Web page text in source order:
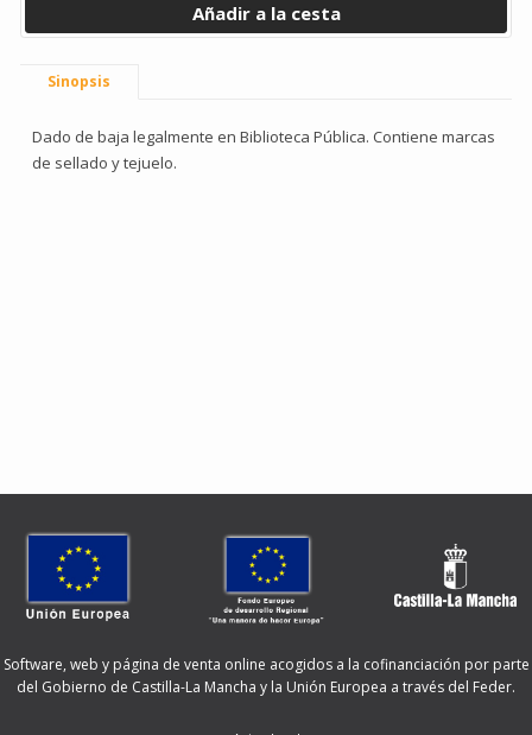
Añadir a la cesta
Sinopsis
Dado de baja legalmente en Biblioteca Pública. Contiene marcas
de sellado y tejuelo.
Software, web y página de venta online acogidos a la cofinanciación por parte
del Gobierno de Castilla-La Mancha y la Unión Europea a través del Feder.